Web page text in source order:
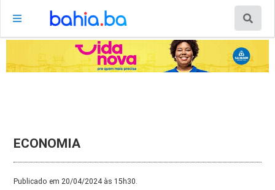
ECONOMIA
Publicado em 20/04/2024 às 15h30.